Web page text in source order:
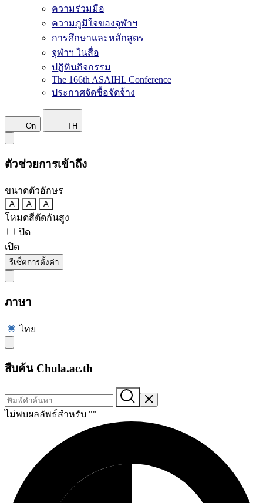
ความร่วมมือ
ความภูมิใจของจุฬาฯ
การศึกษาและหลักสูตร
จุฬาฯ ในสื่อ
ปฏิทินกิจกรรม
The 166th ASAIHL Conference
ประกาศจัดซื้อจัดจ้าง
On TH
ตัวช่วยการเข้าถึง
ขนาดตัวอักษร
A A A
โหมดสีตัดกันสูง
ปิด
เปิด
รีเซ็ตการตั้งค่า
ภาษา
ไทย
สืบค้น Chula.ac.th
ไม่พบผลลัพธ์สำหรับ ""